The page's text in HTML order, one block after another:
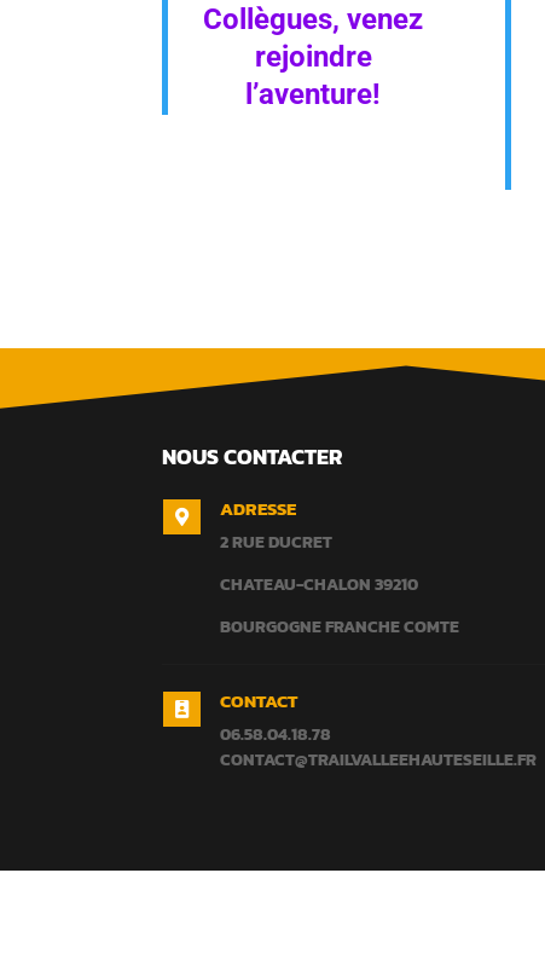
Collègues, venez
rejoindre
l’aventure!
NOUS CONTACTER
 ADRESSE
2 RUE DUCRET
CHATEAU-CHALON39210
BOURGOGNE FRANCHE COMTE
 CONTACT
06.58.04.18.78
CONTACT@TRAILVALLEEHAUTESEILLE.FR